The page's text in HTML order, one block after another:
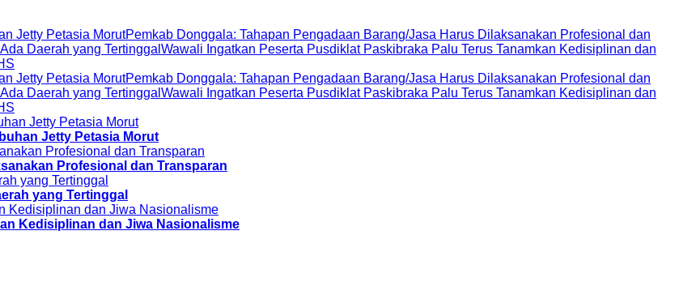
Jetty Petasia MorutPemkab Donggala: Tahapan Pengadaan Barang/Jasa Harus Dilaksanakan Profesional dan
Daerah yang Tertinggal Wawali Ingatkan Peserta Pusdiklat Paskibraka Palu Terus Tanamkan Kedisiplinan dan
Jetty Petasia MorutPemkab Donggala: Tahapan Pengadaan Barang/Jasa Harus Dilaksanakan Profesional dan
Daerah yang Tertinggal Wawali Ingatkan Peserta Pusdiklat Paskibraka Palu Terus Tanamkan Kedisiplinan dan
Jetty Petasia Morut
Profesional dan Transparan
yang Tertinggal
Kedisiplinan dan Jiwa Nasionalisme